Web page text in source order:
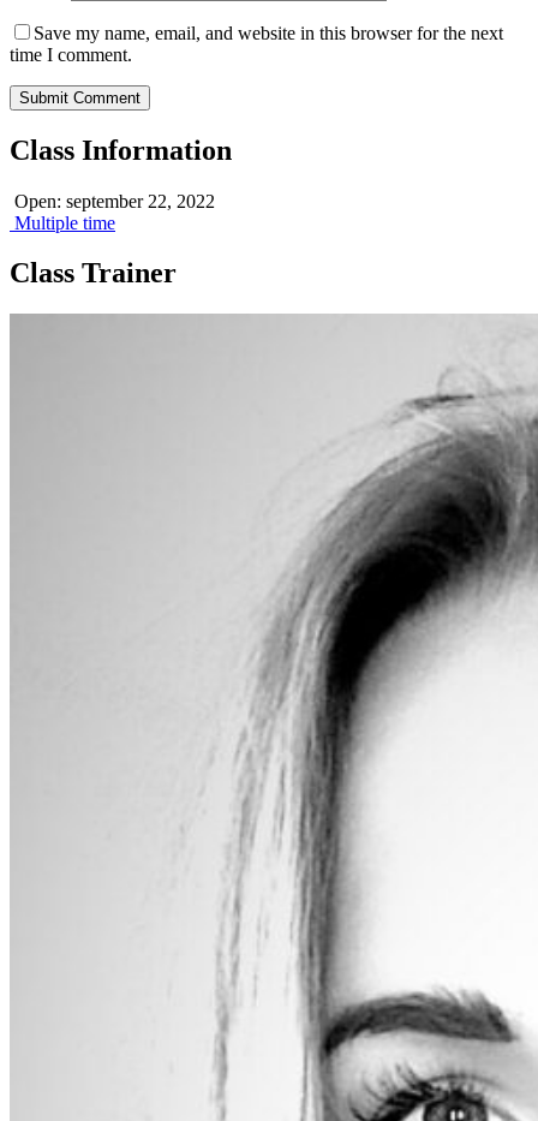
Save my name, email, and website in this browser for the next
time I comment.
Class Information
Open: september 22, 2022
Multiple time
Class Trainer